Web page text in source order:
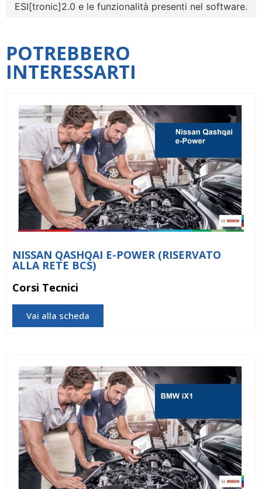
ESI[tronic]2.0 e le funzionalità presenti nel software.
POTREBBERO
INTERESSARTI
NISSAN QASHQAI E-POWER (RISERVATO
ALLA RETE BCS)
Corsi Tecnici
Vai alla scheda